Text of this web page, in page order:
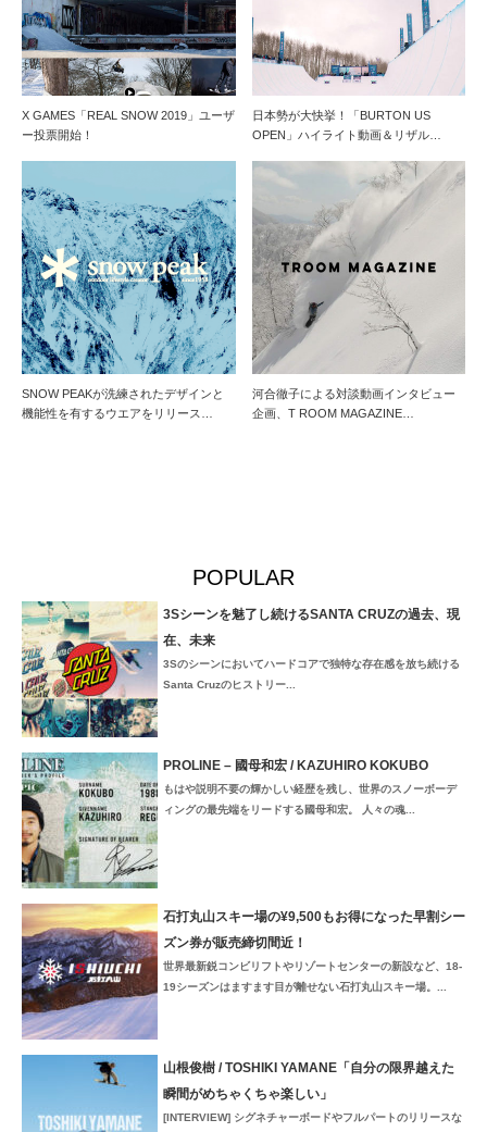
X GAMES「REAL SNOW 2019」ユーザ
ー投票開始！
日本勢が大快挙！「BURTON US
OPEN」ハイライト動画＆リザル…
SNOW PEAKが洗練されたデザインと
機能性を有するウエアをリリース…
河合徹子による対談動画インタビュー
企画、T ROOM MAGAZINE…
POPULAR
3Sシーンを魅了し続けるSANTA CRUZの過去、現
在、未来
3Sのシーンにおいてハードコアで独特な存在感を放ち続ける
Santa Cruzのヒストリー...
PROLINE – 國母和宏 / KAZUHIRO KOKUBO
もはや説明不要の輝かしい経歴を残し、世界のスノーボーデ
ィングの最先端をリードする國母和宏。 人々の魂...
石打丸山スキー場の¥9,500もお得になった早割シー
ズン券が販売締切間近！
世界最新鋭コンビリフトやリゾートセンターの新設など、18-
19シーズンはますます目が離せない石打丸山スキー場。...
山根俊樹 / TOSHIKI YAMANE「自分の限界越えた
瞬間がめちゃくちゃ楽しい」
[INTERVIEW] シグネチャーボードやフルパートのリリースな